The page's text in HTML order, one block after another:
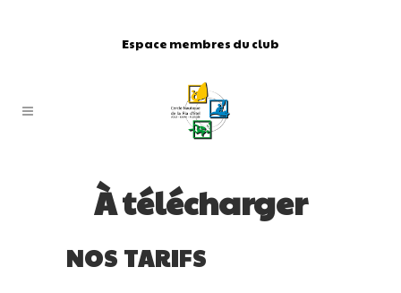
Espace membres du club
À télécharger
NOS TARIFS